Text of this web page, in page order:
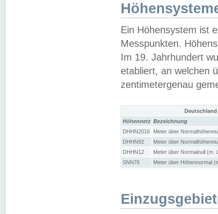
Ein Höhensystem ist
Messpunkten.
Im 19. Jahrhundert
etabliert, an welchen
zentimetergenau
Höhennetz Bezeichnung
DHHN2016
Meter über
DHHN92
Meter über
DHHN12
Meter über Normalnull (m.
SNN76
Meter über Höhennormal